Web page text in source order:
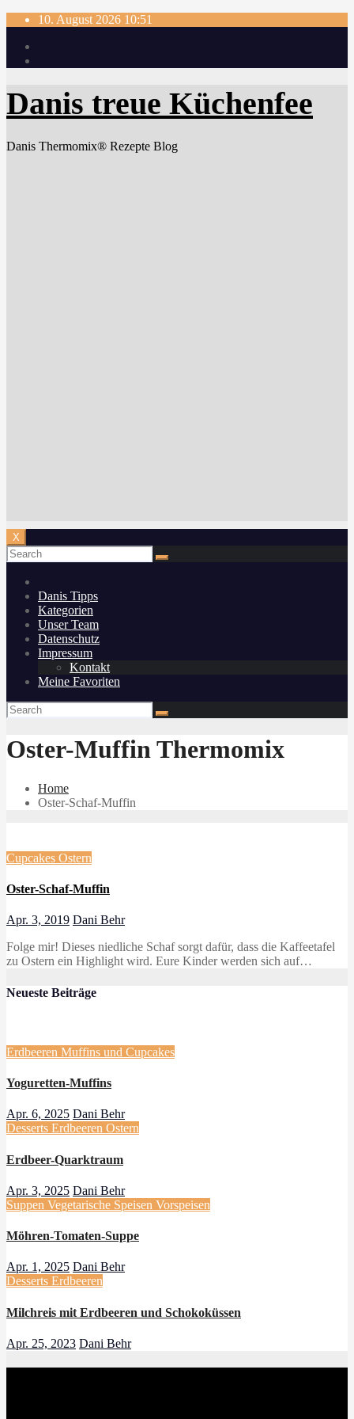
Skip
content
10. August 2026 10:51
Danis treue Küchenfee
Danis Thermomix® Rezepte Blog
X
Danis Tipps
Kategorien
Unser Team
Datenschutz
Impressum
Kontakt
Meine Favoriten
Oster-Muffin Thermomix
Home
Oster-Schaf-Muffin
Cupcakes Ostern
Oster-Schaf-Muffin
Apr. 3, 2019 Dani Behr
Folge mir! Dieses niedliche Schaf sorgt dafür, dass die Kaffeetafel
zu Ostern ein Highlight wird. Eure Kinder werden sich auf…
Neueste Beiträge
Erdbeeren Muffins und Cupcakes
Yoguretten-Muffins
Apr. 6, 2025 Dani Behr
Desserts Erdbeeren Ostern
Erdbeer-Quarktraum
Apr. 3, 2025 Dani Behr
Suppen Vegetarische Speisen Vorspeisen
Möhren-Tomaten-Suppe
Apr. 1, 2025 Dani Behr
Desserts Erdbeeren
Milchreis mit Erdbeeren und Schokoküssen
Apr. 25, 2023 Dani Behr